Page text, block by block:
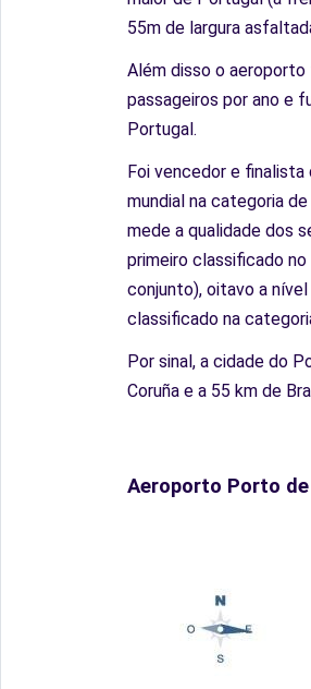
55m de largura
Além disso o
passageiros por ano e
Portugal.
Foi vencedor e
mundial na categoria
mede a qualidade dos
primeiro classificado
conjunto), oitavo a
classificado na
Por sinal, a cidade do
Coruña e a 55 km de
Aeroporto Porto de